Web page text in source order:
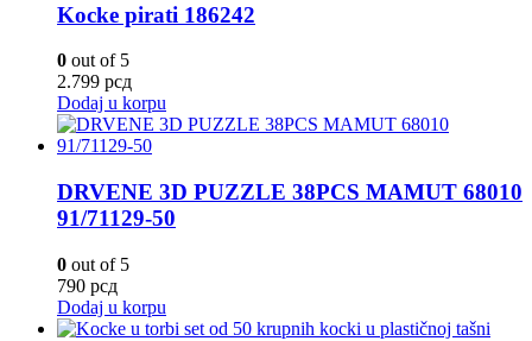
Kocke pirati 186242
0 out of 5
2.799 рсд
Dodaj u korpu
DRVENE 3D PUZZLE 38PCS MAMUT 68010
91/71129-50
0 out of 5
790 рсд
Dodaj u korpu